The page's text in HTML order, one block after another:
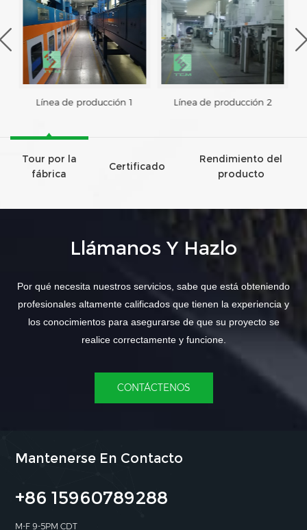
Línea de producción 1 Línea de producción 2
Tour por la
fábrica
Certificado
Rendimiento del
producto
Llámanos Y Hazlo
Por qué necesita nuestros servicios, sabe que está obteniendo
profesionales altamente calificados que tienen la experiencia y
los conocimientos para asegurarse de que su proyecto se
realice correctamente y funcione.
CONTÁCTENOS
Mantenerse En Contacto
+86 15960789288
M-F 9-5PM CDT